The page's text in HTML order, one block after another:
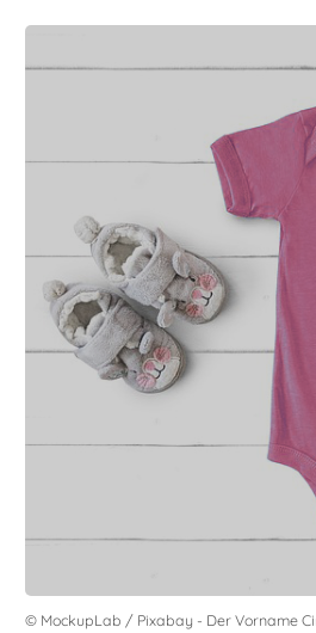
© MockupLab / Pixabay - Der Vorname